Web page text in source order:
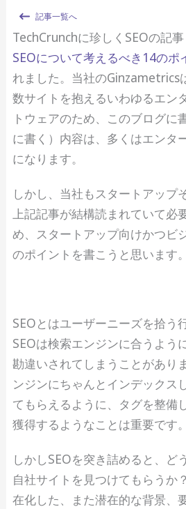
記事一覧へ
TechCrunchに珍しくSEOの記
SEOについて考えるべき14のポ
れました。当社のGinzametrics
数サイトを抱えるいわゆるエン
トウェアのため、このブログに
に書く）内容は、多くはエンタ
になります。
しかし、当社もスタートアップ
上記記事が結構読まれていて必
め、スタートアップ向けかつビ
のポイントを書こうと思います。
SEOとはユーザーニーズを拾う
SEOは検索エンジンに合うよう
勘違いされてしまうことがあり
ンジンにちゃんとインデックス
てもらえるように、タグを整備
獲得するようなことは重要です。
しかしSEOを突き詰めると、ど
自社サイトを見つけてもらうか
在化した、また潜在的な背景、